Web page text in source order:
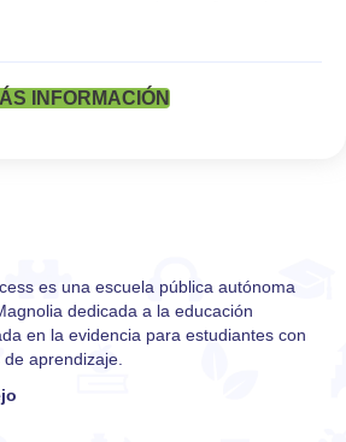
INFORMACIÓN
es una escuela pública autónoma
dedicada a la educación
en la evidencia para estudiantes con
aprendizaje.